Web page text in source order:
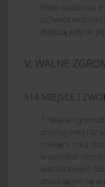
Rada nadzorcza
uchwalania
dotyczą jedynie
V. WALNE
§14 MIEJSCE I
1. Walne
przynajmniej raz
miesięcy roku
w siedzibie
wartościowych
znajdującym się